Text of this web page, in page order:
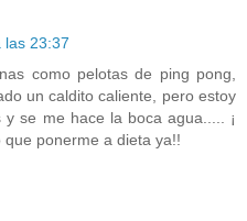
las 23:37
como pelotas de ping pong,
un caldito caliente, pero estoy
se me hace la boca agua..... ¡
ponerme a dieta ya!!